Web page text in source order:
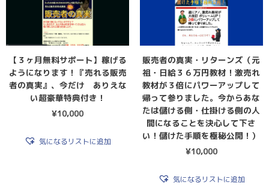
【３ヶ月無料サポート】稼げる
ようになります！『売れる販売
者の真実』、今だけ ありえな
い超豪華特典付き！
¥10,000
気になるリストに追加
販売者の真実・リターンズ（元
祖・日給３６万円教材！激売れ
教材が３倍にパワーアップして
帰って参りました。今からあな
たは儲ける側・仕掛ける側の人
間になることを決心して下さ
い！儲けた手順を極秘公開！）
¥10,000
気になるリストに追加